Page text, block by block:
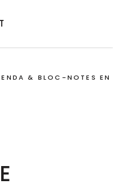
& BLOC-NOTES EN